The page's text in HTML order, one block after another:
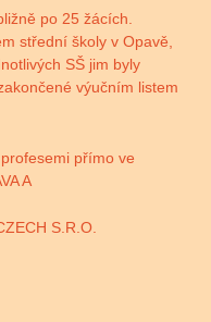
po 25 žácích.
střední školy v Opavě,
SŠ jim byly
výučním listem
přímo ve
A
S.R.O.